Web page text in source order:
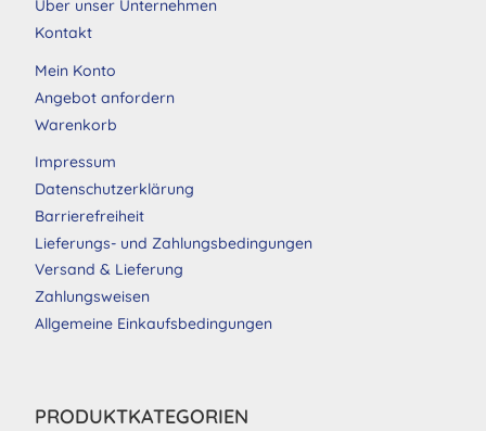
Über unser Unternehmen
Kontakt
Mein Konto
Angebot anfordern
Warenkorb
Impressum
Datenschutzerklärung
Barrierefreiheit
Lieferungs- und Zahlungsbedingungen
Versand & Lieferung
Zahlungsweisen
Allgemeine Einkaufsbedingungen
PRODUKTKATEGORIEN